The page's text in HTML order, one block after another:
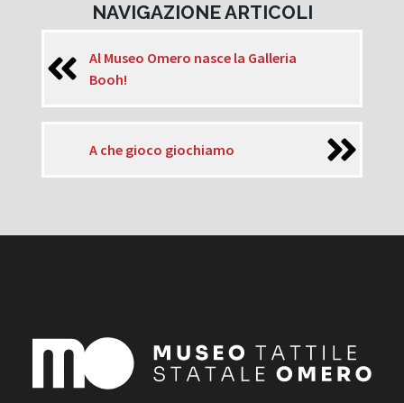
NAVIGAZIONE ARTICOLI
Al Museo Omero nasce la Galleria
Booh!
A che gioco giochiamo